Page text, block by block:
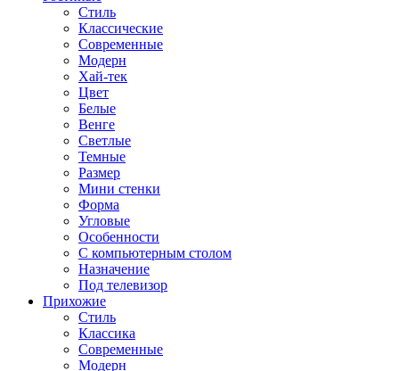
Стиль
Классические
Современные
Модерн
Хай-тек
Цвет
Белые
Венге
Светлые
Темные
Размер
Мини стенки
Форма
Угловые
Особенности
С компьютерным столом
Назначение
Под телевизор
Прихожие
Стиль
Классика
Современные
Модерн